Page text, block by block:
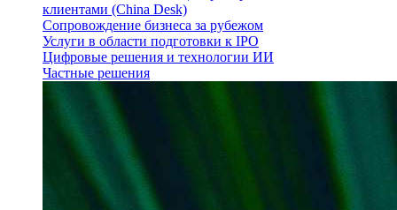
клиентами (China Desk)
Сопровождение бизнеса за рубежом
Услуги в области подготовки к IPO
Цифровые решения и технологии ИИ
Частные решения